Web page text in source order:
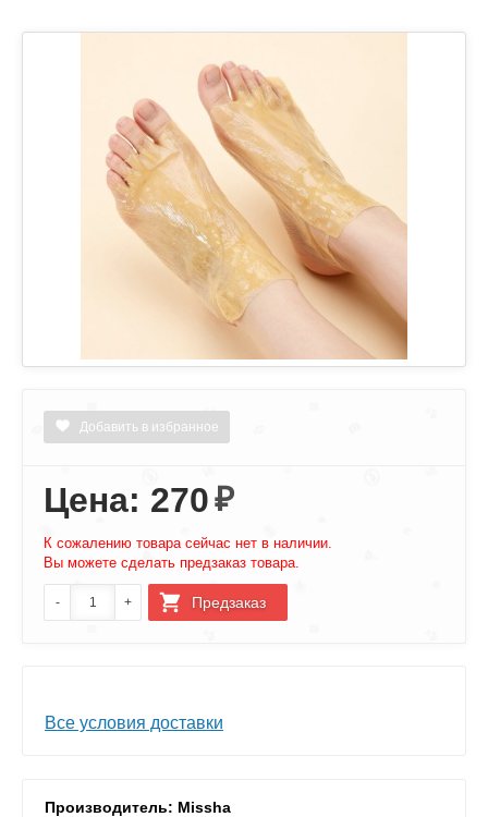
Добавить в избранное
Цена: 270₽
К сожалению товара сейчас нет в наличии.
Вы можете сделать предзаказ товара.
Все условия доставки
Производитель: Missha